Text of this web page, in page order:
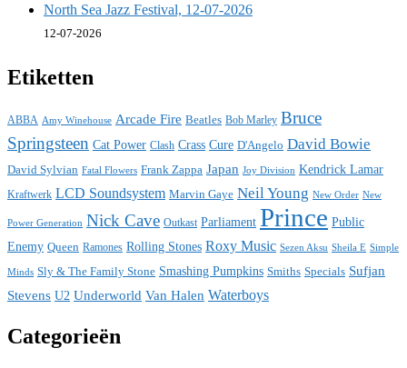
North Sea Jazz Festival, 12-07-2026
12-07-2026
Etiketten
ABBA Amy Winehouse Arcade Fire Beatles Bob Marley Bruce
Springsteen Cat Power Clash Crass Cure D'Angelo David Bowie
David Sylvian Fatal Flowers Frank Zappa Japan Joy Division Kendrick Lamar
Kraftwerk LCD Soundsystem Marvin Gaye Neil Young New Order New
Power Generation Nick Cave Outkast Parliament Prince Public
Enemy Queen Ramones Rolling Stones Roxy Music Sezen Aksu Sheila E Simple
Minds Sly & The Family Stone Smashing Pumpkins Smiths Specials Sufjan
Stevens U2 Underworld Van Halen Waterboys
Categorieën